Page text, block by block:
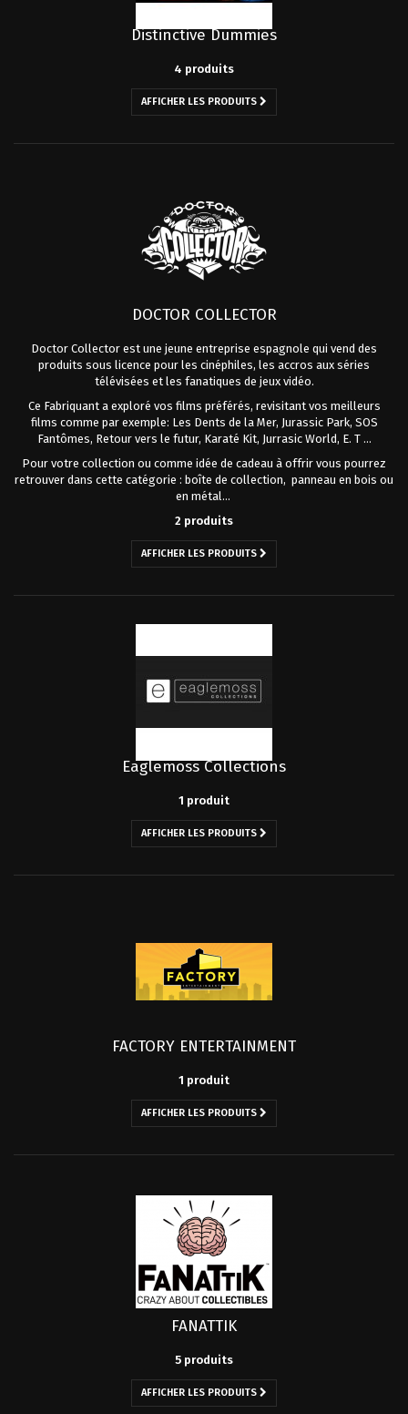
Distinctive Dummies
4 produits
AFFICHER LES PRODUITS
DOCTOR COLLECTOR
Doctor Collector est une jeune entreprise espagnole qui vend des
produits sous licence pour les cinéphiles, les accros aux séries
télévisées et les fanatiques de jeux vidéo.
Ce Fabriquant a exploré vos films préférés, revisitant vos meilleurs
films comme par exemple: Les Dents de la Mer, Jurassic Park, SOS
Fantômes, Retour vers le futur, Karaté Kit, Jurrasic World, E. T ...
Pour votre collection ou comme idée de cadeau à offrir vous pourrez
retrouver dans cette catégorie : boîte de collection, panneau en bois ou
en métal...
2 produits
AFFICHER LES PRODUITS
Eaglemoss Collections
1 produit
AFFICHER LES PRODUITS
FACTORY ENTERTAINMENT
1 produit
AFFICHER LES PRODUITS
FANATTIK
5 produits
AFFICHER LES PRODUITS